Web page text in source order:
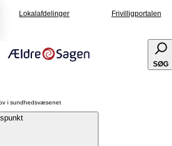
Lokalafdelinger Frivilligportalen
SØG
i sundhedsvæsenet